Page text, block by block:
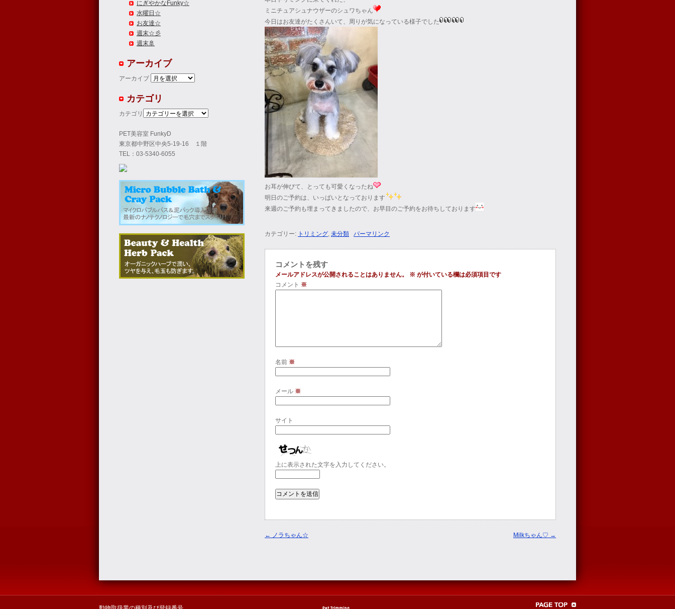
ミニチュアシュナウザーのシュワちゃん
今日はお友達がたくさんいて、周りが気になっている様子でした
お耳が伸びて、とっても可愛くなったね
明日のご予約は、いっぱいとなっております
来週のご予約も埋まってきましたので、お早目のご予約をお待ちしております
カテゴリー: トリミング, 未分類 パーマリンク
コメントを残す
メールアドレスが公開されることはありません。 ※ が付いている欄は必須項目です
コメント ※
名前 ※
メール ※
サイト
上に表示された文字を入力してください。
← ノラちゃん☆ Milkちゃん♡ →
にぎやかなFunky☆
水曜日☆
お友達☆
週末☆彡
週末🚢
アーカイブ
アーカイブ
カテゴリ
カテゴリ
PET美容室 FunkyD
東京都中野区中央5-19-16 １階
TEL：03-5340-6055